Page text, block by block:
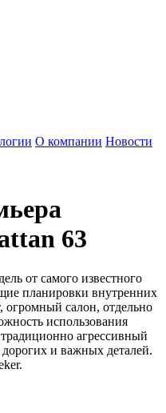
О компании Новости
63
от самого известного
планировки внутренних
салон, отдельно
использования
агрессивный
дорогих и важных деталей.